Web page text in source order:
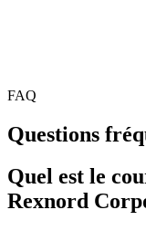
FAQ
Questions
Quel est le
Rexnord